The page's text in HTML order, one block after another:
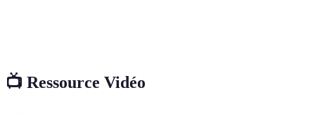
📺 Ressource Vidéo